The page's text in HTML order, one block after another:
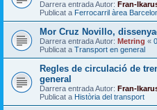
Darrera entrada Autor: Fran-
Publicat a Ferrocarril àrea
Mor Cruz Novillo,
Darrera entrada Autor: Metring «
Publicat a Transport en general
Regles de circulació de
general
Darrera entrada Autor: Fran-
Publicat a Història del transport